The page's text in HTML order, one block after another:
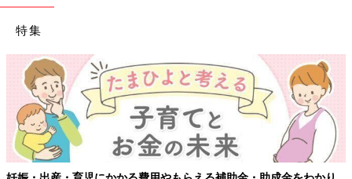
特集
【ワクチン接種できるものも】妊婦の感染症対策、知っておいて！